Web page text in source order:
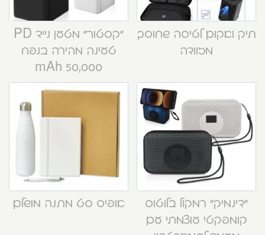
תיק ואקום לטיסה שחוסך
מזוודה
“קסטור” מטען נייד PD
טעינה מהירה בנפח
50,000 mAh
“דינמיק” רמקול בלוטוס
קומפקטי עוצמתי עם
אופיס סט מתנה מושלם